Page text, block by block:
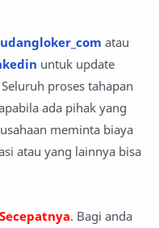
atau
untuk update
proses tahapan
ada pihak yang
meminta biaya
atau yang lainnya bisa
Secepatnya. Bagi anda